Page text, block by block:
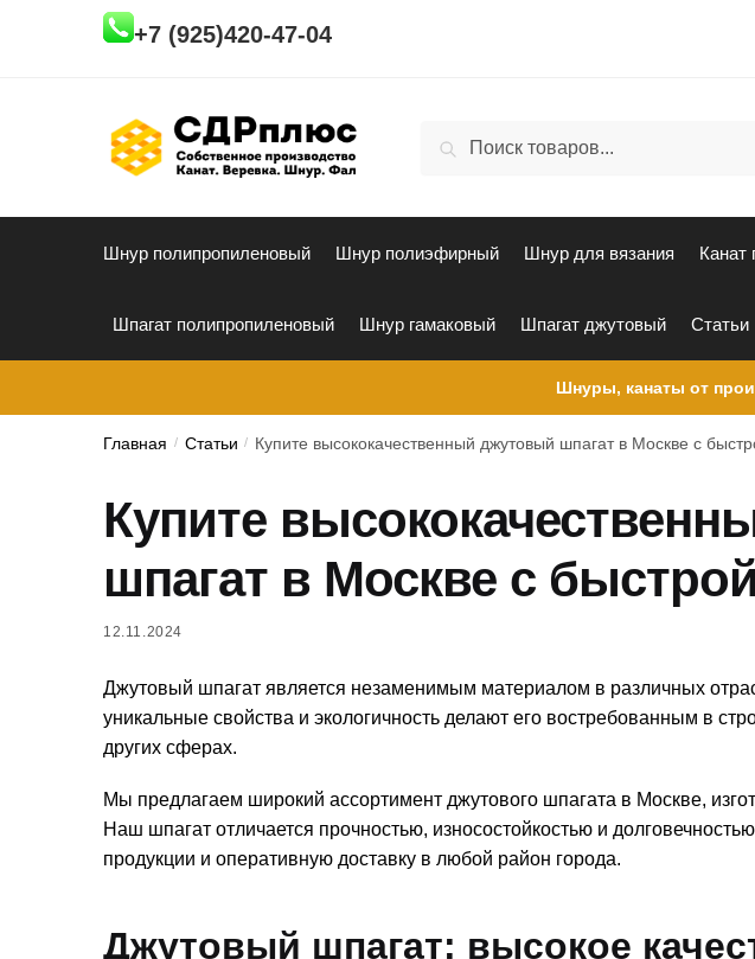
+7 (925)420-47-04
Поиск
Шнур полипропиленовый Шнур полиэфирный Шнур для вязания Канат
Шпагат полипропиленовый Шнур гамаковый Шпагат джутовый Статьи
Шнуры, канаты от
Главная / Статьи / Купите высококачественный джутовый шпагат в Москве с
Купите
шпагат в Москве с
12.11.2024
Джутовый шпагат является незаменимым материалом в различных
уникальные свойства и экологичность делают его востребованным в
других сферах.
Мы предлагаем широкий ассортимент джутового шпагата в Москве,
Наш шпагат отличается прочностью, износостойкостью и
продукции и оперативную доставку в любой район города.
Джутовый шпагат: высокое